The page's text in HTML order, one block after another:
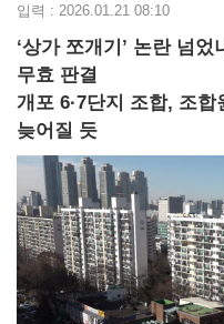
입력 : 2026.01.21 08:10
‘상가 쪼개기’ 논란 넘
무효 판결
개포 6·7단지 조합, 조
늦어질 듯